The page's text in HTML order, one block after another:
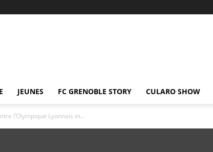
JEUNES FC GRENOBLE STORY CULARO SHOW
l’Olympique Lyonnais et...